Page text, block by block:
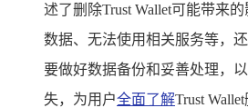
述了删除Trust Wallet可能带来
数据、无法使用相关服务等，
要做好数据备份和妥善处理，
失，为用户全面了解Trust